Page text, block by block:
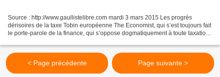
Source : http://www.gaullistelibre.com mardi 3 mars 2015 Les progrès
dérisoires de la taxe Tobin européenne The Economist, qui s’est toujours fait
le porte-parole de la finance, qui s’oppose dogmatiquement à toute taxation
< Page précédente Page suivante >